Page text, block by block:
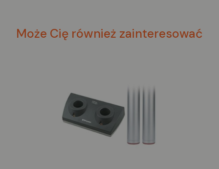
Może Cię również zainteresować